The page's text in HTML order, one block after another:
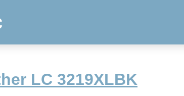
LC 3219XLBK